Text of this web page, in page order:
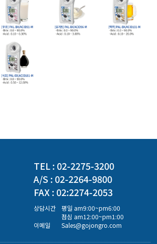
TEL : 02-2275-3200
A/S : 02-2264-9800
FAX : 02:2274-2053
상담시간
평일 am9:00~pm6:00
점심 am12:00~pm1:00
이메일
Sales@gojongro.com